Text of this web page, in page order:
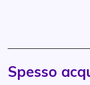
Spesso